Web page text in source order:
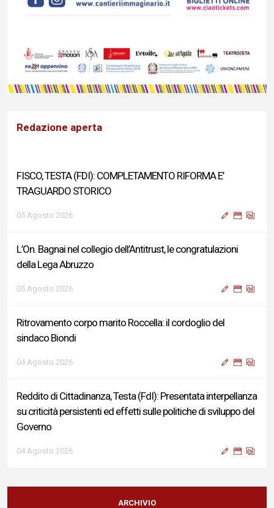
Redazione aperta
FISCO, TESTA (FDI): COMPLETAMENTO RIFORMA E’
TRAGUARDO STORICO
05 Agosto 2026
L’On. Bagnai nel collegio dell’Antitrust, le congratulazioni
della Lega Abruzzo
05 Agosto 2026
Ritrovamento corpo marito Roccella: il cordoglio del
sindaco Biondi
04 Agosto 2026
Reddito di Cittadinanza, Testa (FdI): Presentata interpellanza
su criticità persistenti ed effetti sulle politiche di sviluppo del
Governo
04 Agosto 2026
Sigismondi, Liris e Testa: “Profondo cordoglio e vicinanza al
Ministro Roccella e alla sua famiglia”
ARCHIVIO